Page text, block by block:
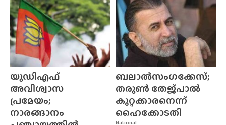
യുഡിഎഫ്
അവിശ്വാസ
പ്രമേയം;
നാരങ്ങാനം
National
ബലാൽസംഗക്കേസ്;
തരുൺ തേജ്‌പാൽ
കുറ്റക്കാരനെന്ന്
ഹൈക്കോടതി